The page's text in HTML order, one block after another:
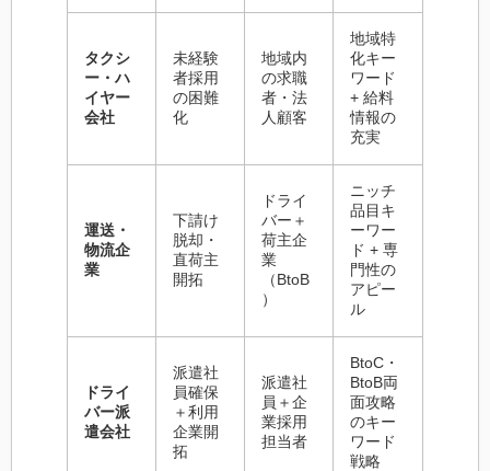
タクシ
ー・ハ
イヤー
会社
未経験
者採用
の困難
化
地域内
の求職
者・法
人顧客
地域特
化キー
ワード
+ 給料
情報の
充実
運送・
物流企
業
下請け
脱却・
直荷主
開拓
ドライ
バー＋
荷主企
業
（BtoB
）
ニッチ
品目キ
ーワー
ド + 専
門性の
アピー
ル
ドライ
バー派
遣会社
派遣社
員確保
＋利用
企業開
拓
派遣社
員＋企
業採用
担当者
BtoC・
BtoB両
面攻略
のキー
ワード
戦略